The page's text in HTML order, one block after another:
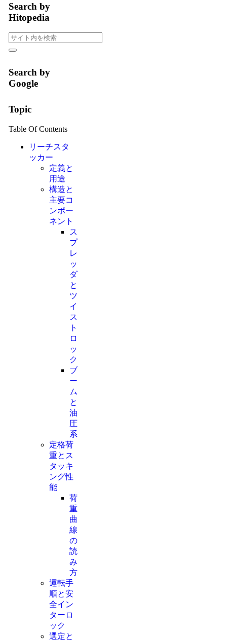
Search by
Hitopedia
Search by
Google
Topic
Table Of Contents
リーチスタ
ッカー
定義と
用途
構造と
主要コ
ンポー
ネント
ス
プ
レ
ッ
ダ
と
ツ
イ
ス
ト
ロ
ッ
ク
ブ
ー
ム
と
油
圧
系
定格荷
重とス
タッキ
ング性
能
荷
重
曲
線
の
読
み
方
運転手
順と安
全イン
ターロ
ック
選定と